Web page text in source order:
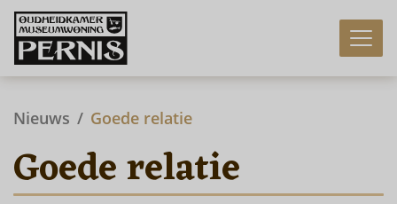
Nieuws Goede relatie
Goede relatie